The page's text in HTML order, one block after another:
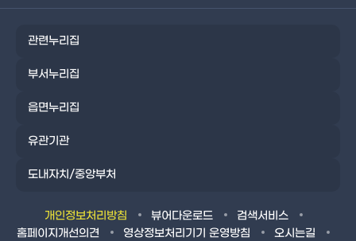
관련누리집
부서누리집
읍면누리집
유관기관
도내자치/중앙부처
개인정보처리방침 뷰어다운로드
검색서비스
홈페이지개선의견
영상정보처리기기 운영방침
오시는길